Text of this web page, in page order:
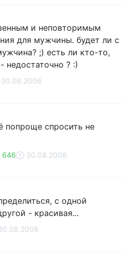
и неповторимым
для мужчины. будет ли с
;) есть ли кто-то,
недостаточно ? :)
30.08.2006
попроще спросить не
646 30.08.2006
с одной
- красивая...